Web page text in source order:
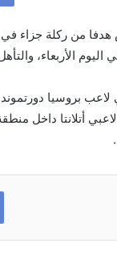
بروسيا
أتلانتا داخل